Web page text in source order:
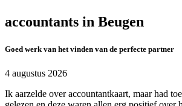
accountants in Beugen
Goed werk van het vinden van de perfecte partner
4 augustus 2026
Ik aarzelde over accountantkaart, maar had